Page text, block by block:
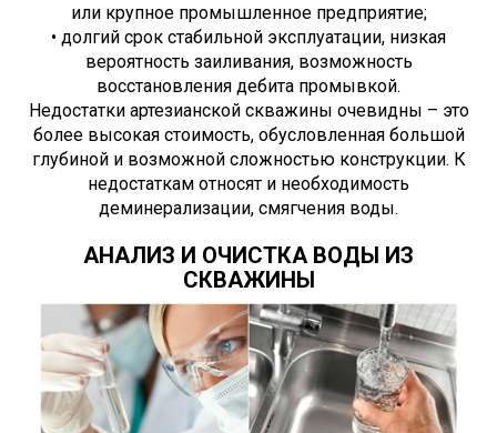
или крупное промышленное предприятие;
• долгий срок стабильной эксплуатации, низкая
вероятность заиливания, возможность
восстановления дебита промывкой.
Недостатки артезианской скважины очевидны – это
более высокая стоимость, обусловленная большой
глубиной и возможной сложностью конструкции. К
недостаткам относят и необходимость
деминерализации, смягчения воды.
АНАЛИЗ И ОЧИСТКА ВОДЫ ИЗ
СКВАЖИНЫ